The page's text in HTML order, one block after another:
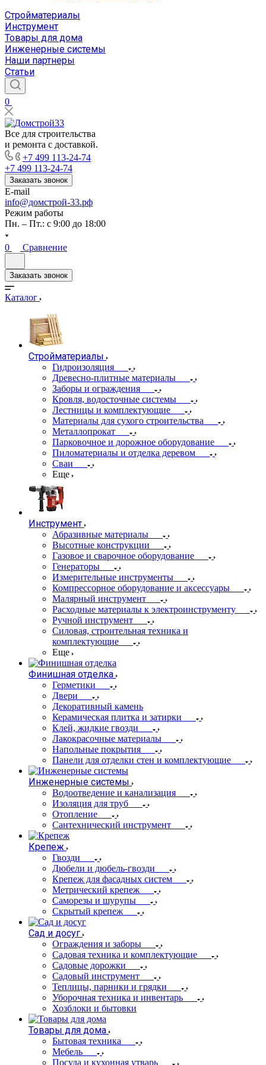
Стройматериалы
Инструмент
Товары для дома
Инженерные системы
Наши партнеры
Статьи
0
Все для строительства
и ремонта с доставкой.
+7 499 113-24-74
+7 499 113-24-74
Заказать звонок
E-mail
info@домстрой-33.рф
Режим работы
Пн. – Пт.: с 9:00 до 18:00
0 Сравнение
Заказать звонок
Каталог
Стройматериалы
Гидроизоляция
Древесно-плитные материалы
Заборы и ограждения
Кровля, водосточные системы
Лестницы и комплектующие
Материалы для сухого строительства
Металлопрокат
Парковочное и дорожное оборудование
Пиломатериалы и отделка деревом
Сваи
Еще
Инструмент
Абразивные материалы
Высотные конструкции
Газовое и сварочное оборудование
Генераторы
Измерительные инструменты
Компрессорное оборудование и аксессуары
Малярный инструмент
Расходные материалы к электроинструменту
Ручной инструмент
Силовая, строительная техника и
комплектующие
Еще
Финишная отделка
Герметики
Двери
Декоративный камень
Керамическая плитка и затирки
Клей, жидкие гвозди
Лакокрасочные материалы
Напольные покрытия
Панели для отделки стен и комплектующие
Инженерные системы
Водоотведение и канализация
Изоляция для труб
Отопление
Сантехнический инструмент
Крепеж
Гвозди
Дюбели и дюбель-гвозди
Крепеж для фасадных систем
Метрический крепеж
Саморезы и шурупы
Скрытый крепеж
Сад и досуг
Ограждения и заборы
Садовая техника и комплектующие
Садовые дорожки
Садовый инструмент
Теплицы, парники и грядки
Уборочная техника и инвентарь
Хозблоки и бытовки
Товары для дома
Бытовая техника
Мебель
Посуда и кухонная утварь